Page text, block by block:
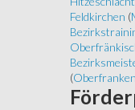
Feldkirchen (
(Oberfranken